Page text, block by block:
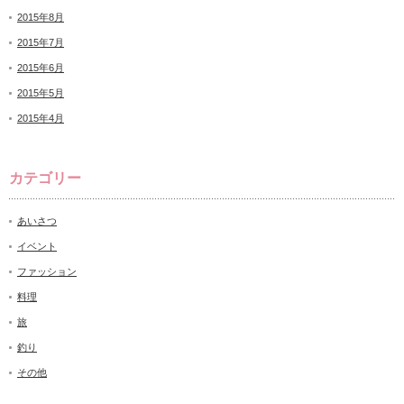
2015年8月
2015年7月
2015年6月
2015年5月
2015年4月
カテゴリー
あいさつ
イベント
ファッション
料理
旅
釣り
その他